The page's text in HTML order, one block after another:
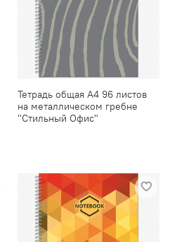
Тетрадь общая А4 96 листов
на металлическом гребне
"Стильный Офис"